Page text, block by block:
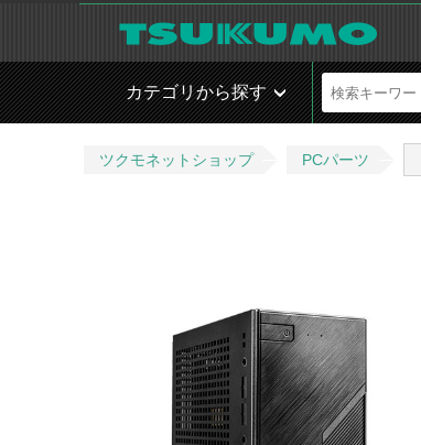
カテゴリから探す
ツクモネットショップ PCパーツ